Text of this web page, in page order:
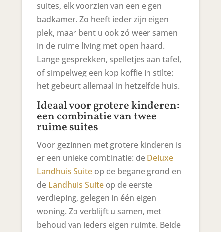
suites, elk voorzien van een eigen
badkamer. Zo heeft ieder zijn eigen
plek, maar bent u ook zó weer samen
in de ruime living met open haard.
Lange gesprekken, spelletjes aan tafel,
of simpelweg een kop koffie in stilte:
het gebeurt allemaal in hetzelfde huis.
Ideaal voor grotere kinderen:
een combinatie van twee
ruime suites
Voor gezinnen met grotere kinderen is
er een unieke combinatie: de Deluxe
Landhuis Suiteop de begane grond en
de Landhuis Suiteop de eerste
verdieping, gelegen in één eigen
woning. Zo verblijft u samen, met
behoud van ieders eigen ruimte. Beide